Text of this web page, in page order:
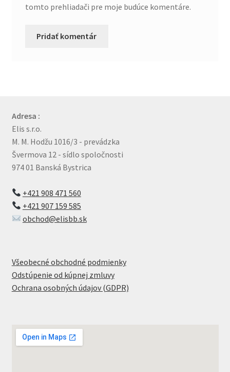
tomto prehliadači pre moje budúce komentáre.
Adresa :
Elis s.r.o.
M. M. Hodžu 1016/3 - prevádzka
Švermova 12 - sídlo spoločnosti
974 01 Banská Bystrica
+421 908 471 560
+421 907 159 585
obchod@elisbb.sk
Všeobecné obchodné podmienky
Odstúpenie od kúpnej zmluvy
Ochrana osobných údajov (GDPR)